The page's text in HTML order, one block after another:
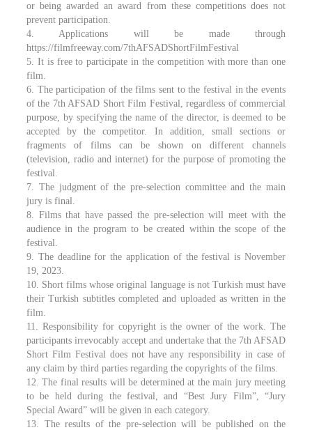
or being awarded an award from these competitions does not
prevent participation.
4. Applications will be made through
https://filmfreeway.com/7thAFSADShortFilmFestival
5. It is free to participate in the competition with more than one
film.
6. The participation of the films sent to the festival in the events
of the 7th AFSAD Short Film Festival, regardless of commercial
purpose, by specifying the name of the director, is deemed to be
accepted by the competitor. In addition, small sections or
fragments of films can be shown on different channels
(television, radio and internet) for the purpose of promoting the
festival.
7. The judgment of the pre-selection committee and the main
jury is final.
8. Films that have passed the pre-selection will meet with the
audience in the program to be created within the scope of the
festival.
9. The deadline for the application of the festival is November
19, 2023.
10. Short films whose original language is not Turkish must have
their Turkish subtitles completed and uploaded as written in the
film.
11. Responsibility for copyright is the owner of the work. The
participants irrevocably accept and undertake that the 7th AFSAD
Short Film Festival does not have any responsibility in case of
any claim by third parties regarding the copyrights of the films.
12. The final results will be determined at the main jury meeting
to be held during the festival, and “Best Jury Film”, “Jury
Special Award” will be given in each category.
13. The results of the pre-selection will be published on the